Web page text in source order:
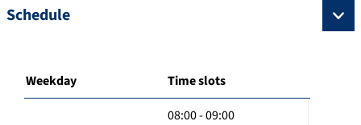
Schedule
Weekday Time slots
08:00 - 09:00